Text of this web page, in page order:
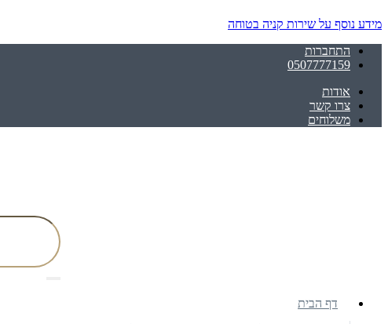
מידע נוסף על שירות קניה בטוחה
התחברות
0507777159
אודות
צרו קשר
משלוחים
דף הבית